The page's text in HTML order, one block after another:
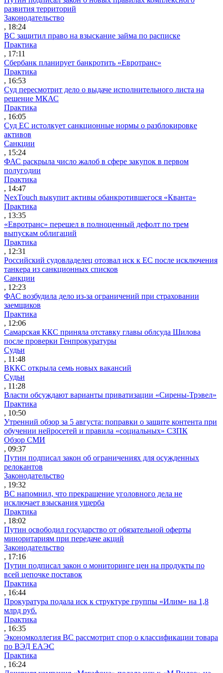
развития территорий
Законодательство
, 18:24
ВС защитил право на взыскание займа по расписке
Практика
, 17:11
Сбербанк планирует банкротить «Евротранс»
Практика
, 16:53
Суд пересмотрит дело о выдаче исполнительного листа на
решение МКАС
Практика
, 16:05
Суд ЕС истолкует санкционные нормы о разблокировке
активов
Санкции
, 15:24
ФАС раскрыла число жалоб в сфере закупок в первом
полугодии
Практика
, 14:47
NexTouch выкупит активы обанкротившегося «Кванта»
Практика
, 13:35
«Евротранс» перешел в полноценный дефолт по трем
выпускам облигаций
Практика
, 12:31
Российский судовладелец отозвал иск к ЕС после исключения
танкера из санкционных списков
Санкции
, 12:23
ФАС возбудила дело из-за ограничений при страховании
заемщиков
Практика
, 12:06
Самарская ККС приняла отставку главы облсуда Шилова
после проверки Генпрокуратуры
Судьи
, 11:48
ВККС открыла семь новых вакансий
Судьи
, 11:28
Власти обсуждают варианты приватизации «Сирены-Трэвел»
Практика
, 10:50
Утренний обзор за 5 августа: поправки о защите контента при
обучении нейросетей и правила «социальных» СЗПК
Обзор СМИ
, 09:37
Путин подписал закон об ограничениях для осужденных
релокантов
Законодательство
, 19:32
ВС напомнил, что прекращение уголовного дела не
исключает взыскания ущерба
Практика
, 18:02
Путин освободил государство от обязательной оферты
миноритариям при передаче акций
Законодательство
, 17:16
Путин подписал закон о мониторинге цен на продукты по
всей цепочке поставок
Практика
, 16:44
Прокуратура подала иск к структуре группы «Илим» на 1,8
млрд руб.
Практика
, 16:35
Экономколлегия ВС рассмотрит спор о классификации товара
по ВЭД ЕАЭС
Практика
, 16:24